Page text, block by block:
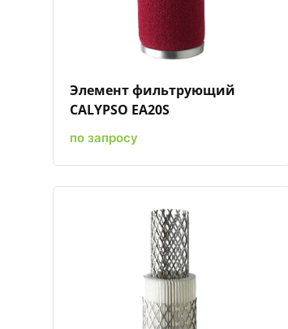
Элемент фильтрующий
CALYPSO EA20S
по запросу